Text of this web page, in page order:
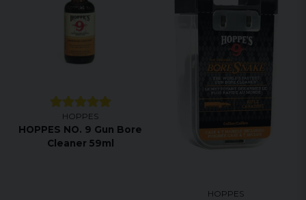
HOPPES
HOPPES NO. 9 Gun Bore
Cleaner 59ml
HOPPES